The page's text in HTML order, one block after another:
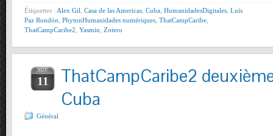
Étiquettes : Alex Gil Casa de las Americas Cuba HumanidadesDigitales Luis
Paz Rondón PhytonHumanidades numériques ThatCampCaribe
ThatCampCaribe2 Yasmin Zotero
NOV
11
ThatCampCaribe2
Cuba
Général